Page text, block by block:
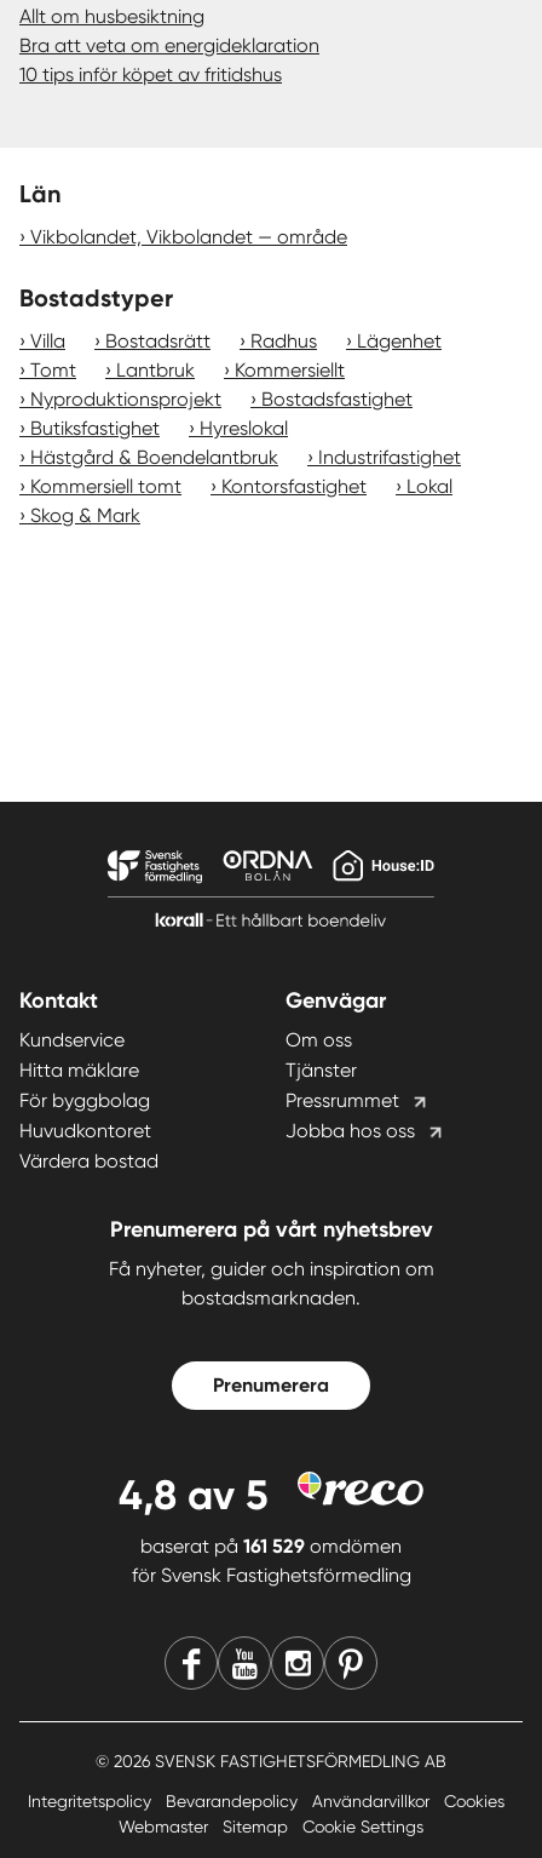
Allt om husbesiktning
Bra att veta om energideklaration
10 tips inför köpet av fritidshus
Län
Vikbolandet, Vikbolandet — område
Bostadstyper
Villa Bostadsrätt Radhus
Lägenhet
Tomt
Lantbruk
Kommersiellt
Nyproduktionsprojekt
Bostadsfastighet
Butiksfastighet
Hyreslokal
Hästgård & Boendelantbruk
Industrifastighet
Kommersiell tomt
Kontorsfastighet
Lokal
Skog & Mark
Kontakt
Kundservice
Hitta mäklare
För byggbolag
Huvudkontoret
Värdera bostad
Genvägar
Om oss
Tjänster
Pressrummet
Jobba hos oss
Prenumerera på vårt nyhetsbrev
Få nyheter, guider och inspiration om
bostadsmarknaden.
Prenumerera
4,8 av 5
baserat på 161 529 omdömen
för Svensk Fastighetsförmedling
© 2026 SVENSK FASTIGHETSFÖRMEDLING AB
Integritetspolicy Bevarandepolicy Användarvillkor
Cookies
Webmaster
Sitemap Cookie Settings